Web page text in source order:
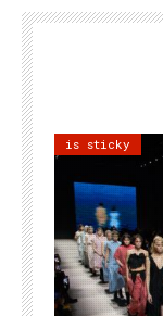
is sticky